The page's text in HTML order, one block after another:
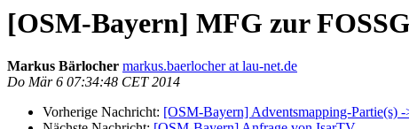
[OSM-Bayern] MFG zur
Markus Bärlocher markus.baerlocher at lau-net.de
Do Mär 6 07:34:48 CET 2014
Vorherige Nachricht: [OSM-Bayern] Adventsmapping-Partie(s)